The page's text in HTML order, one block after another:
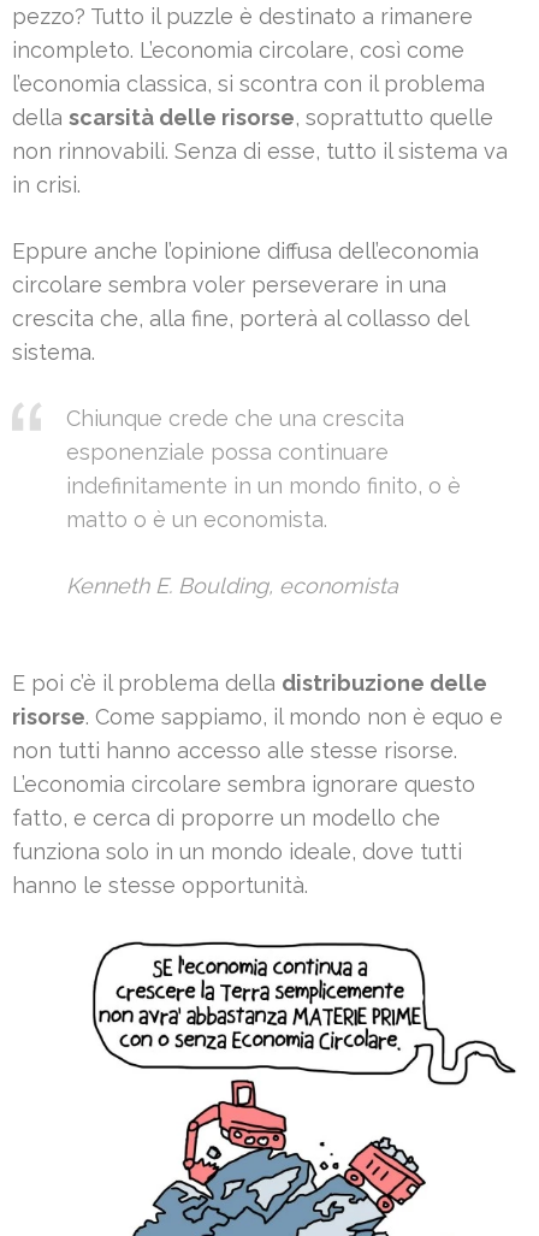
pezzo? Tutto il puzzle è destinato a rimanere
incompleto. L’economia circolare, così come
l’economia classica, si scontra con il problema
della scarsità delle risorse, soprattutto quelle
non rinnovabili. Senza di esse, tutto il sistema va
in crisi.
Eppure anche l’opinione diffusa dell’economia
circolare sembra voler perseverare in una
crescita che, alla fine, porterà al collasso del
sistema.
Chiunque crede che una crescita
esponenziale possa continuare
indefinitamente in un mondo finito, o è
matto o è un economista.
Kenneth E. Boulding, economista
E poi c’è il problema della distribuzione delle
risorse. Come sappiamo, il mondo non è equo e
non tutti hanno accesso alle stesse risorse.
L’economia circolare sembra ignorare questo
fatto, e cerca di proporre un modello che
funziona solo in un mondo ideale, dove tutti
hanno le stesse opportunità.